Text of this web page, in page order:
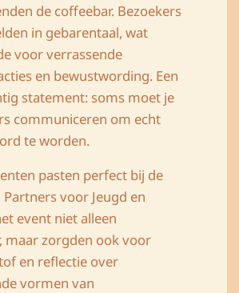
de coffeebar. Bezoekers
in gebarentaal, wat
voor verrassende
en bewustwording. Een
statement: soms moet je
communiceren om echt
te worden.
pasten perfect bij de
voor Jeugd en
event niet alleen
maar zorgden ook voor
en reflectie over
vormen van